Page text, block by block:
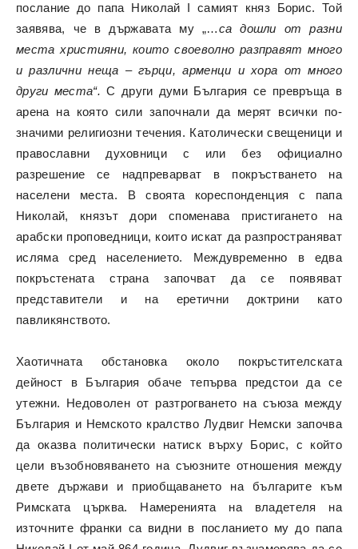
послание до папа Николай I самият княз Борис. Той
заявява, че в държавата му „…са дошли от разни
места християни, които своеволно разправят много
и различни неща – гърци, арменци и хора от много
други места“.С други думи България се превръща в
арена на която сили започнали да мерят всички по-
значими религиозни течения. Католически свещеници и
православни духовници с или без официално
разрешение се надпреварват в покръстването на
населени места. В своята кореспонденция с папа
Николай, князът дори споменава пристигането на
арабски проповедници, които искат да разпространяват
исляма сред населението. Междувременно в едва
покръстената страна започват да се появяват
представители и на еретични доктрини като
павликянството.
Хаотичната обстановка около покръстителската
дейност в България обаче тепърва предстои да се
утежни. Недоволен от разтрогването на съюза между
България и Немското кралство Лудвиг Немски започва
да оказва политически натиск върху Борис, с който
цели възобновяването на съюзните отношения между
двете държави и приобщаването на българите към
Римската църква. Намеренията на владетеля на
източните франки са видни в посланието му до папа